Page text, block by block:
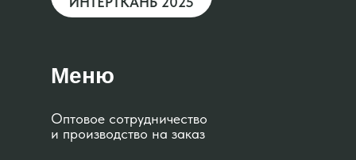
Меню
Оптовое сотрудничество
и производство на заказ